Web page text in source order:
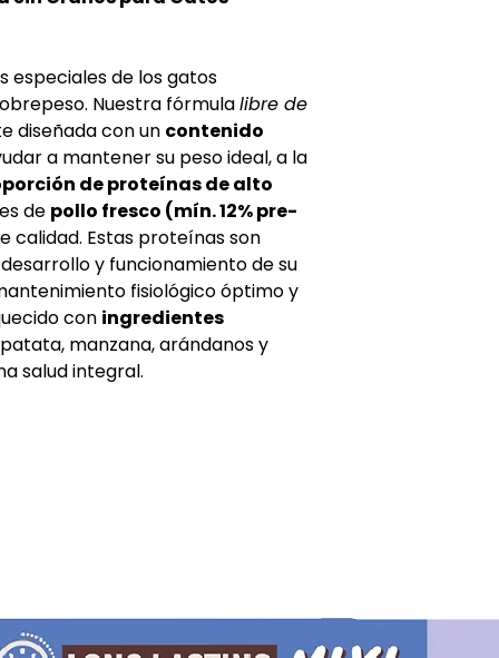
especiales de los gatos
Nuestra fórmulalibre de
diseñada con un contenido
a mantener su peso ideal, a la
de proteínas de alto
de pollo fresco (mín. 12% pre-
calidad. Estas proteínas son
y funcionamiento de su
fisiológico óptimo y
con ingredientes
manzana, arándanos y
salud integral.